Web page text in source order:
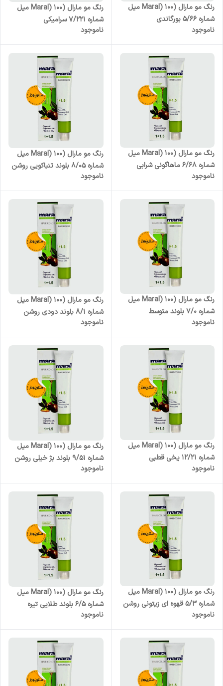
رنگ مو مارال (Maral) 100 میل
شماره 5/66 بورگاندی
ناموجود
رنگ مو مارال (Maral) 100 میل
شماره 7/221 سرامیکی
ناموجود
رنگ مو مارال (Maral) 100 میل
شماره 6/68 ماهاگونی شرابی
ناموجود
رنگ مو مارال (Maral) 100 میل
شماره 8/05 بلوند تنباکویی روشن
ناموجود
رنگ مو مارال (Maral) 100 میل
شماره 7/0 بلوند متوسط
ناموجود
رنگ مو مارال (Maral) 100 میل
شماره 8/1 بلوند دودی روشن
ناموجود
رنگ مو مارال (Maral) 100 میل
شماره 12/21 یخی قطبی
ناموجود
رنگ مو مارال (Maral) 100 میل
شماره 9/51 بلوند بژ خیلی روشن
ناموجود
رنگ مو مارال (Maral) 100 میل
شماره 5/3 قهوه ای زیتونی روشن
ناموجود
رنگ مو مارال (Maral) 100 میل
شماره 6/5 بلوند طلایی تیره
ناموجود